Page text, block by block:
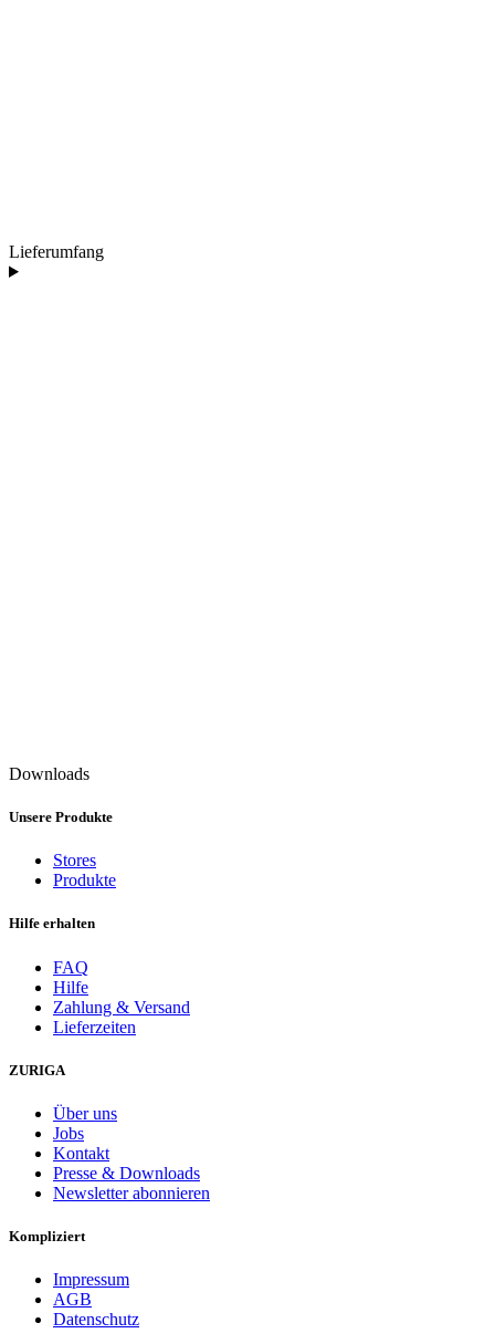
Lieferumfang
Downloads
Unsere Produkte
Stores
Produkte
Hilfe erhalten
FAQ
Hilfe
Zahlung & Versand
Lieferzeiten
ZURIGA
Über uns
Jobs
Kontakt
Presse & Downloads
Newsletter abonnieren
Kompliziert
Impressum
AGB
Datenschutz